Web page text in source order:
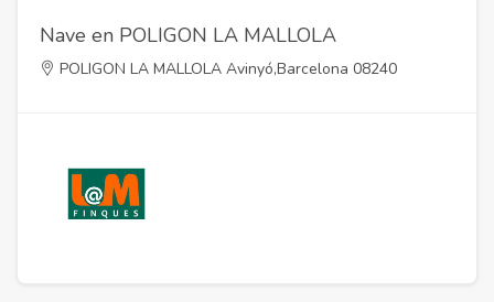
Nave en POLIGON LA MALLOLA
POLIGON LA MALLOLA Avinyó,Barcelona 08240